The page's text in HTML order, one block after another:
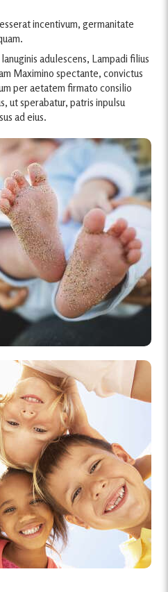
incentivum, germanitate
adulescens, Lampadi filius
Maximino spectante, convictus
per aetatem firmato consilio
ut sperabatur, patris inpulsu
ad eius.